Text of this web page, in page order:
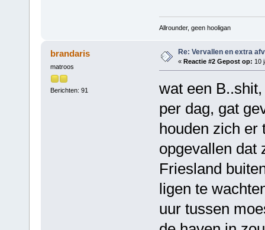
Allrounder, geen hooligan
brandaris
matroos
Berichten: 91
Re: Vervallen en extra
« Reactie #2 Gepost op: 10
wat een
per dag, gat
houden zich er
opgevallen dat
Friesland
ligen te
uur tussen